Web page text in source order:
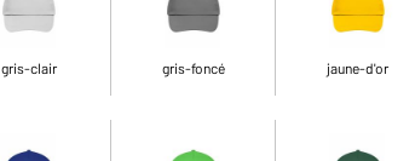
gris-clair gris-foncé jaune-d'or